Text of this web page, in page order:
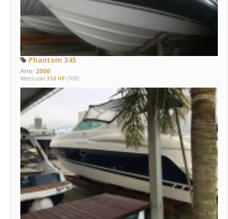
Phantom 345
Ano: 2006
Mercruiser 350 HP (708)